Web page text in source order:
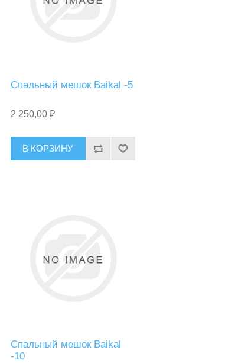
Спальный мешок Baikal -5
2 250,00 ₽
В КОРЗИНУ
Спальный мешок Baikal
-10